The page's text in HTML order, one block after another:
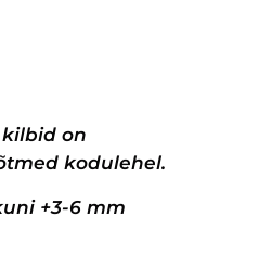
on
kodulehel.
+3-6 mm